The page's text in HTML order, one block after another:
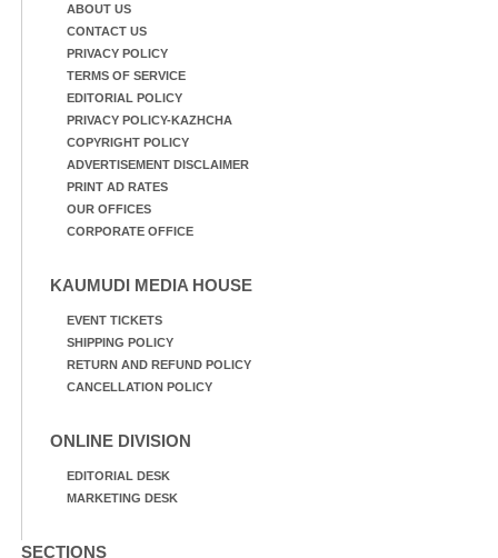
ABOUT US
CONTACT US
PRIVACY POLICY
TERMS OF SERVICE
EDITORIAL POLICY
PRIVACY POLICY-KAZHCHA
COPYRIGHT POLICY
ADVERTISEMENT DISCLAIMER
PRINT AD RATES
OUR OFFICES
CORPORATE OFFICE
KAUMUDI MEDIA HOUSE
EVENT TICKETS
SHIPPING POLICY
RETURN AND REFUND POLICY
CANCELLATION POLICY
ONLINE DIVISION
EDITORIAL DESK
MARKETING DESK
SECTIONS